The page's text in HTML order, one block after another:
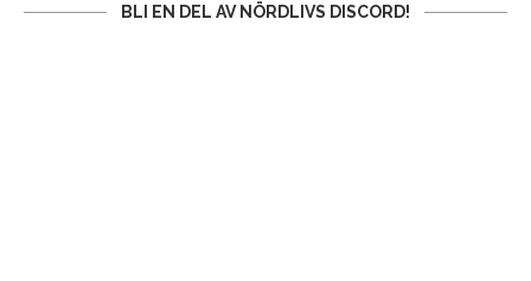
BLI EN DEL AV NÖRDLIVS DISCORD!